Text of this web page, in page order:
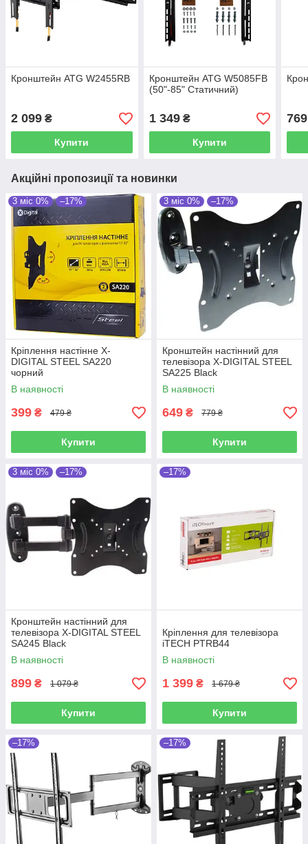
Кронштейн ATG W2455RB
2 099 ₴
Купити
Кронштейн ATG W5085FB
(50"-85" Статичний)
1 349₴
Купити
769
Акційні пропозиції та новинки
3 міс 0% –17%
Кріплення настiнне X-
DIGITAL STEEL SA220
чорний
В наявності
399 ₴ 479 ₴
Купити
3 міс 0% –17%
Кронштейн настінний для
телевізора X-DIGITAL STEEL
SA225 Black
В наявності
649 ₴ 779 ₴
Купити
3 міс 0% –17%
Кронштейн настінний для
телевізора X-DIGITAL STEEL
SA245 Black
В наявності
899 ₴ 1 079 ₴
Купити
–17%
Кріплення для телевізора
iTECH PTRB44
В наявності
1 399 ₴ 1 679 ₴
Купити
–17% –17%